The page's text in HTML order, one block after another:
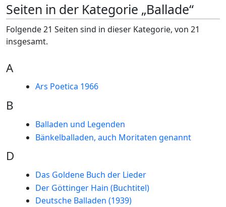
Seiten in der Kategorie „Ballade“
Folgende 21 Seiten sind in dieser Kategorie, von 21
insgesamt.
A
Ars Poetica 1966
B
Balladen und Legenden
Bänkelballaden, auch Moritaten genannt
D
Das Goldene Buch der Lieder
Der Göttinger Hain (Buchtitel)
Deutsche Balladen (1939)